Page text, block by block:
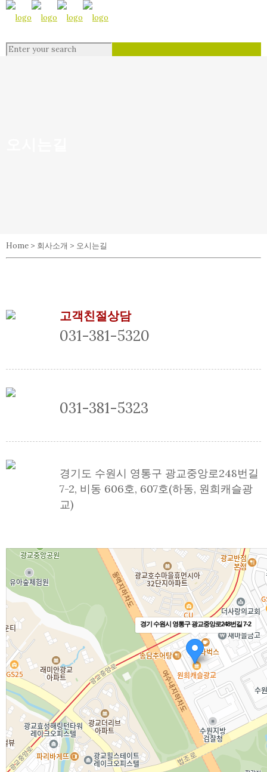
Home > 회사소개 > 오시는길
고객친절상담
031-381-5320
031-381-5323
경기도 수원시 영통구 광교중앙로248번길
7-2, 비동 606호, 607호(하동, 원희캐슬광
교)
경기 수원시 영통구 광교중앙로248번길 7-2